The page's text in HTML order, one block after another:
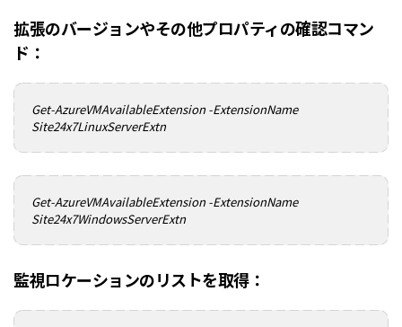
拡張のバージョンやその他プロパティの確認コマン
ド：
Get-AzureVMAvailableExtension -ExtensionName
Site24x7LinuxServerExtn
Get-AzureVMAvailableExtension -ExtensionName
Site24x7WindowsServerExtn
監視ロケーションのリストを取得：